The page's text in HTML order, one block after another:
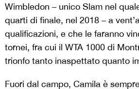
Wimbledon – unico Slam nel
quarti di finale, nel 2018 – a
qualificazioni, e che le faranno
tornei, fra cui il WTA 1000 di
trionfo tanto inaspettato quanto
Fuori dal campo, Camila è